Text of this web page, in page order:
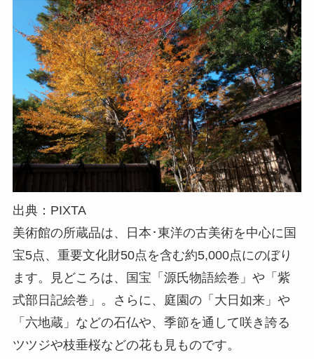
出典：PIXTA
美術館の所蔵品は、日本･東洋の古美術を中心に国
宝5点、重要文化財50点を含む約5,000点にのぼり
ます。見どころは、国宝「源氏物語絵巻」や「紫
式部日記絵巻」。さらに、庭園の「大日如来」や
「六地蔵」などの石仏や、季節を通して咲き誇る
ツツジや枝垂桜などの花も見ものです。